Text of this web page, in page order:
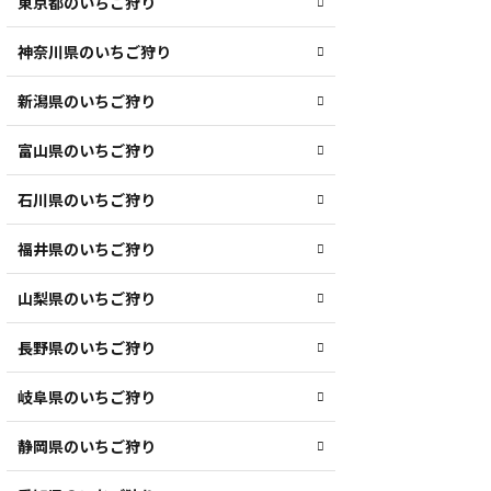
神奈川県のいちご狩り
新潟県のいちご狩り
富山県のいちご狩り
石川県のいちご狩り
福井県のいちご狩り
山梨県のいちご狩り
長野県のいちご狩り
岐阜県のいちご狩り
静岡県のいちご狩り